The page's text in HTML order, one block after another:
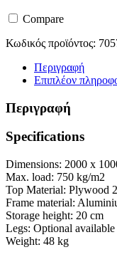
Compare
Κωδικός προϊόντος:
Περιγραφή
Επιπλέον
Περιγραφή
Specifications
Dimensions: 2000 x
Max. load: 750 kg/m2
Top Material: Plywood
Frame material:
Storage height: 20 cm
Legs: Optional available
Weight: 48 kg